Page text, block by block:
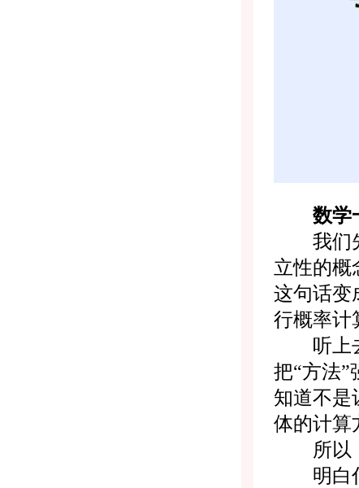
数学
我们先
立性的概
这句话变
行概率计
听上去
把“方法”
知道不是
体的计算
所以，
明白什